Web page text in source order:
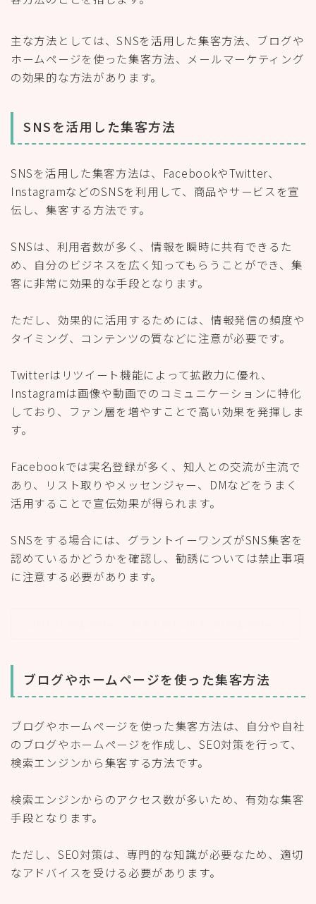
主な方法としては、SNSを活用した集客方法、ブログや
ホームページを使った集客方法、メールマーケティング
の効果的な方法があります。
SNSを活用した集客方法
SNSを活用した集客方法は、FacebookやTwitter、
InstagramなどのSNSを利用して、商品やサービスを宣
伝し、集客する方法です。
SNSは、利用者数が多く、情報を瞬時に共有できるた
め、自分のビジネスを広く知ってもらうことができ、集
客に非常に効果的な手段となります。
ただし、効果的に活用するためには、情報発信の頻度や
タイミング、コンテンツの質などに注意が必要です。
Twitterはリツイート機能によって拡散力に優れ、
Instagramは画像や動画でのコミュニケーションに特化
しており、ファン層を増やすことで高い効果を発揮しま
す。
Facebookでは実名登録が多く、知人との交流が主流で
あり、リスト取りやメッセンジャー、DMなどをうまく
活用することで宣伝効果が得られます。
SNSをする場合には、グラントイーワンズがSNS集客を
認めているかどうかを確認し、勧誘については禁止事項
に注意する必要があります。
ブログやホームページを使った集客方法
ブログやホームページを使った集客方法は、自分や自社
のブログやホームページを作成し、SEO対策を行って、
検索エンジンから集客する方法です。
検索エンジンからのアクセス数が多いため、有効な集客
手段となります。
ただし、SEO対策は、専門的な知識が必要なため、適切
なアドバイスを受ける必要があります。